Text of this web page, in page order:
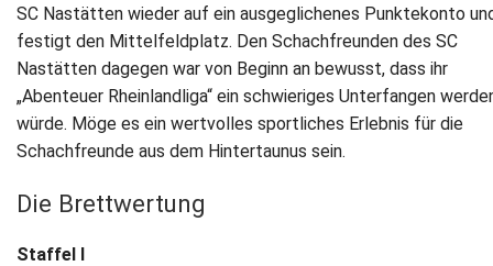
SC Nastätten wieder auf ein ausgeglichenes Punktekonto
festigt den Mittelfeldplatz. Den Schachfreunden des SC
Nastätten dagegen war von Beginn an bewusst, dass ihr
„Abenteuer Rheinlandliga“ ein schwieriges Unterfangen
würde. Möge es ein wertvolles sportliches Erlebnis für die
Schachfreunde aus dem Hintertaunus sein.
Die Brettwertung
Staffel I